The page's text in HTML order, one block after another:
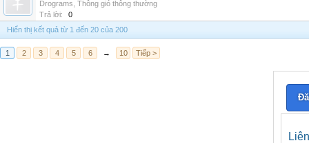
Drograms Thông gió thông thường
Trả lời:
0
Hiển thị kết quả từ 1 đến 20 của 200
1 2 3 4 5 6 → 10 Tiếp >